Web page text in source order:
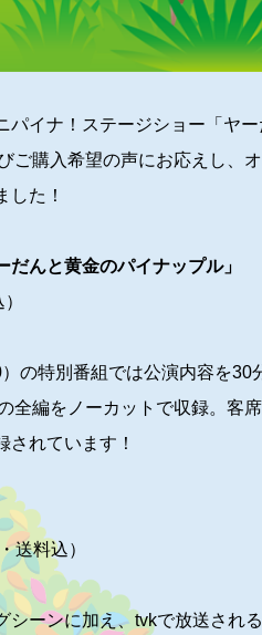
イナ！ステージショー「ヤ
ご購入希望の声にお応えし、
した！
んと黄金のパイナップル」
の特別番組では公演内容を30
全編をノーカットで収録。客
されています！
送料込）
シーンに加え、 tvkで放送され